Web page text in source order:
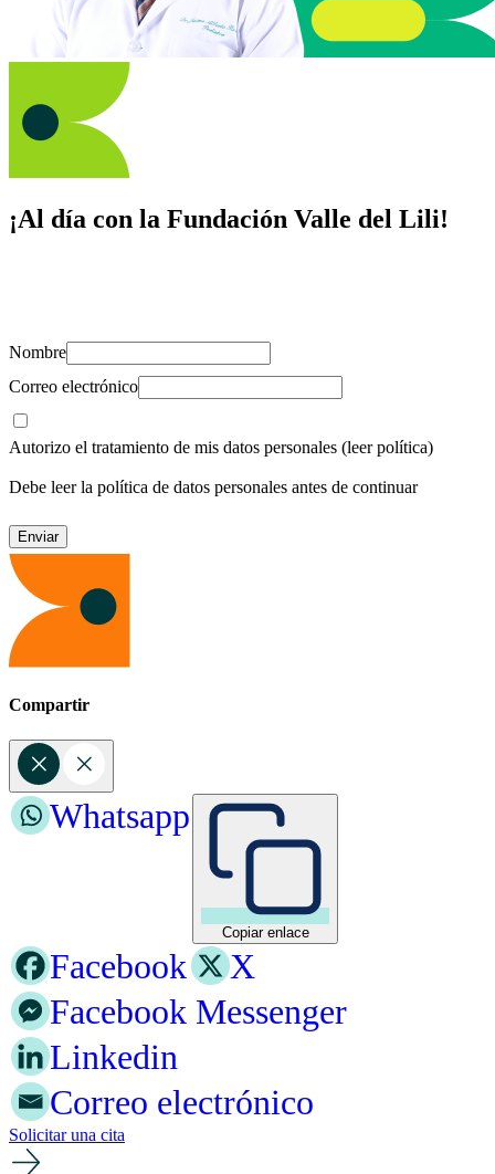
¡Al día con la Fundación Valle del Lili!
Nombre
Correo electrónico
Autorizo el tratamiento de mis datos personales (leer política)
Debe leer la política de datos personales antes de continuar
Compartir
Copiar enlace
Whatsapp
Facebook
X
Facebook Messenger
Linkedin
Correo electrónico
Solicitar una cita